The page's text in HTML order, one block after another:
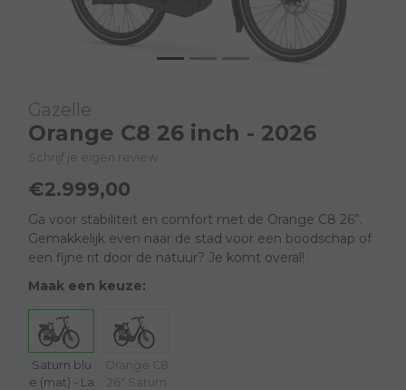
Gazelle
Orange C8 26 inch - 2026
Schrijf je eigen review
€2.999,00
Ga voor stabiliteit en comfort met de Orange C8 26”.
Gemakkelijk even naar de stad voor een boodschap of
een fijne rit door de natuur? Je komt overal!
Maak een keuze:
Saturn blu
e (mat) - La
Orange C8
26" Saturn